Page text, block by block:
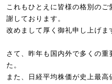
これもひとえに皆様の格別の
謝しております。
改めまして厚く御礼申し上げま
さて、昨年も国内外で多くの
た。
また、日経平均株価が史上最